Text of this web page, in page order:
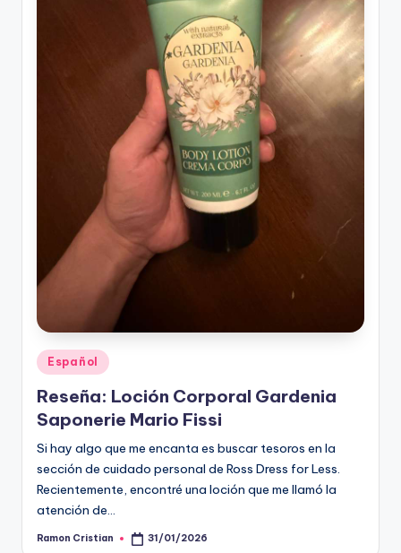
Publicado
en
Español
Reseña: Loción Corporal Gardenia
Saponerie Mario Fissi
Si hay algo que me encanta es buscar tesoros en la
sección de cuidado personal de Ross Dress for Less.
Recientemente, encontré una loción que me llamó la
atención de…
Publicado
Ramon Cristian 31/01/2026